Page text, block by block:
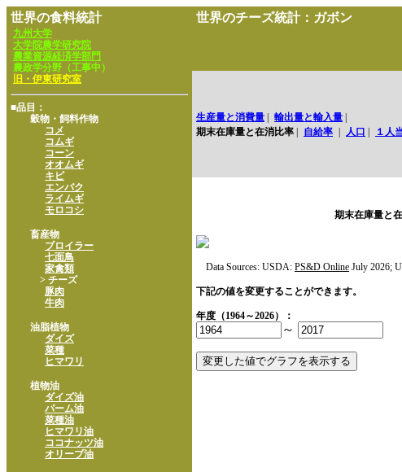
世界の食料統計
九州大学
大学院農学研究院
農業資源経済学部門
農政学分野（工事中）
旧・伊東研究室
■品目：
穀物・飼料作物
コメ
コムギ
コーン
オオムギ
キビ
エンバク
ライムギ
モロコシ
畜産物
ブロイラー
七面鳥
家禽類
> チーズ
豚肉
牛肉
油脂植物
ダイズ
菜種
ヒマワリ
植物油
ダイズ油
パーム油
菜種油
ヒマワリ油
ココナッツ油
オリーブ油
世界のチーズ統計：ガボン
生産量と消費量 輸出量と輸入量
期末在庫量と在消比率
自給率 人口 １人
期末在庫量と
Data Sources: USDA: PS&D Online July 2026;
下記の値を変更することができます。
年度（1964～2026）：
～